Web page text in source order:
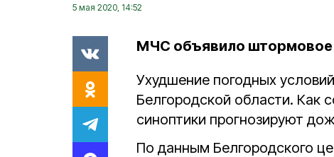
5 мая 2020, 14:52
МЧС объявило
Ухудшение погодных
Белгородской области. Как
синоптики прогнозируют
По данным Белгородского